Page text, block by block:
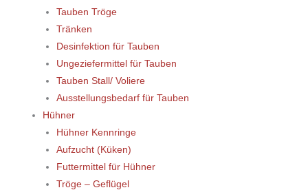
Tauben Tröge
Tränken
Desinfektion für Tauben
Ungeziefermittel für Tauben
Tauben Stall/ Voliere
Ausstellungsbedarf für Tauben
Hühner
Hühner Kennringe
Aufzucht (Küken)
Futtermittel für Hühner
Tröge – Geflügel